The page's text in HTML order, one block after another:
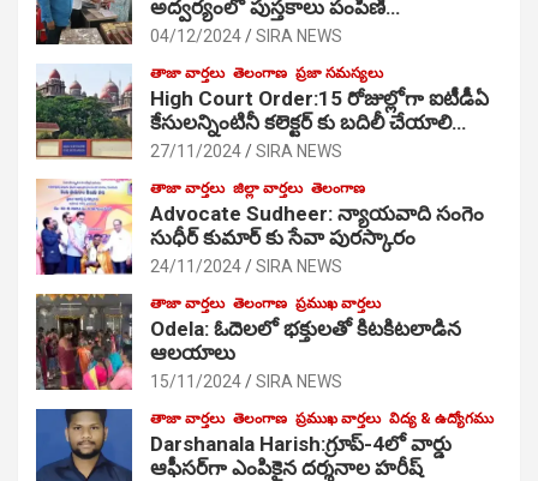
అద్వర్యంలో పుస్తకాలు పంపిణి…
04/12/2024 SIRA NEWS
తాజా వార్తలు తెలంగాణ ప్రజా సమస్యలు
High Court Order:15 రోజుల్లోగా ఐటీడీఏ
కేసులన్నింటినీ కలెక్టర్ కు బదిలీ చేయాలి…
27/11/2024 SIRA NEWS
తాజా వార్తలు జిల్లా వార్తలు తెలంగాణ
Advocate Sudheer: న్యాయవాది సంగెం
సుధీర్ కుమార్ కు సేవా పురస్కారం
24/11/2024 SIRA NEWS
తాజా వార్తలు తెలంగాణ ప్రముఖ వార్తలు
Odela: ఓదెల‌లో భక్తులతో కిటకిటలాడిన
ఆల‌యాలు
15/11/2024 SIRA NEWS
తాజా వార్తలు తెలంగాణ ప్రముఖ వార్తలు విద్య & ఉద్యోగము
Darshanala Harish:గ్రూప్-4లో వార్డు
ఆఫీసర్‌గా ఎంపికైన దర్శనాల హరీష్